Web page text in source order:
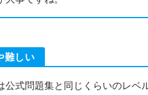
難しい
公式問題集と同じくらいのレ